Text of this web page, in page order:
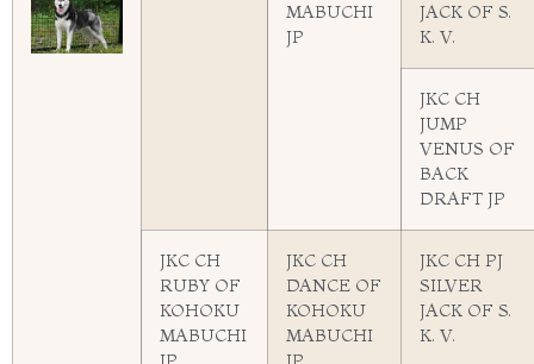
MABUCHI
JP
JACK OF S.
K. V.
JKC CH
JUMP
VENUS OF
BACK
DRAFT JP
JKC CH
RUBY OF
KOHOKU
MABUCHI
JKC CH
DANCE OF
KOHOKU
MABUCHI
JKC CH PJ
SILVER
JACK OF S.
K. V.